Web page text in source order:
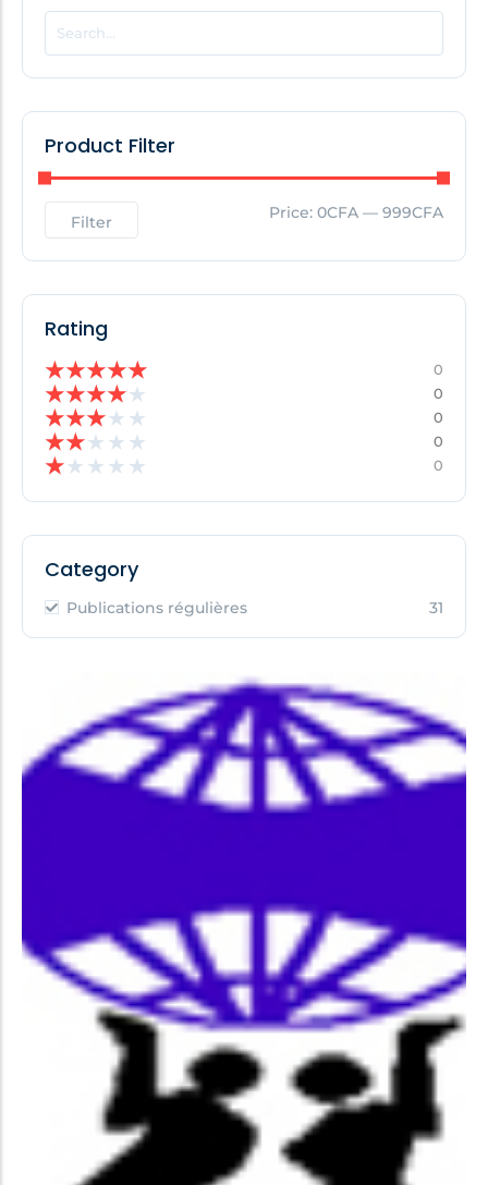
POPULAR THIS WEEK
No Posts Found!
No Posts Found!
Product Filter
Filter Price: 0CFA — 999CFA
Rating
★★★★★ 0
★★★★★ 0
★★★★ ★ 0
★★★ ★ ★ 0
★★ ★ ★ ★ 0
Category
Publications régulières 31